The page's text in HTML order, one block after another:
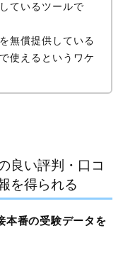
ているツールで
無償提供している
使えるというワケ
良い評判・口コ
を得られる
本番の受験データを